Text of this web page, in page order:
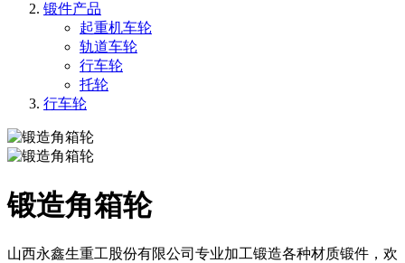
锻件产品
起重机车轮
轨道车轮
行车轮
托轮
行车轮
锻造角箱轮
山西永鑫生重工股份有限公司专业加工锻造各种材质锻件，欢